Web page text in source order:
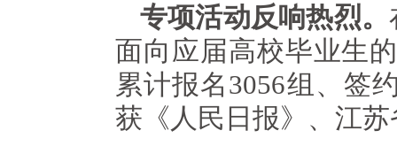
专项活动反响热烈。
面向应届高校毕业生
累计报名3056组、签
获《人民日报》、江